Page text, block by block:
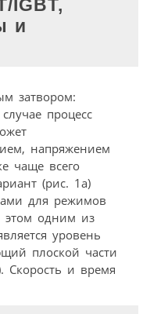
IGBT,
и
затвором:
процесс
напряжением
чаще всего
(рис. 1а)
для режимов
одним из
уровень
плоской части
Скорость и время